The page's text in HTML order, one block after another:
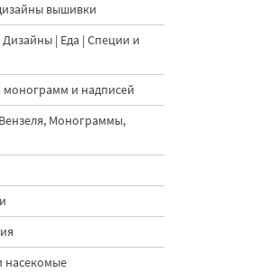
вышивки
| Еда | Специи и
монограмм и надписей
Монограммы,
насекомые